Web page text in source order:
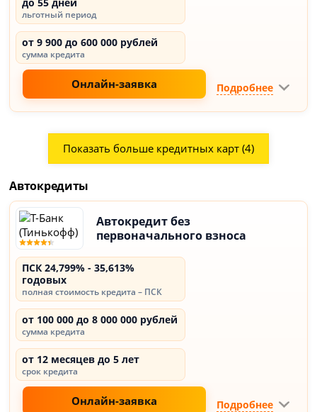
льготный период
от 9 900 до 600 000 рублей
сумма кредита
Онлайн-заявка Подробнее
Показать больше кредитных карт (4)
Автокредиты
Автокредит без
первоначального взноса
ПСК 24,799% - 35,613%
годовых
полная стоимость кредита – ПСК
от 100 000 до 8 000 000 рублей
сумма кредита
от 12 месяцев до 5 лет
срок кредита
Онлайн-заявка Подробнее